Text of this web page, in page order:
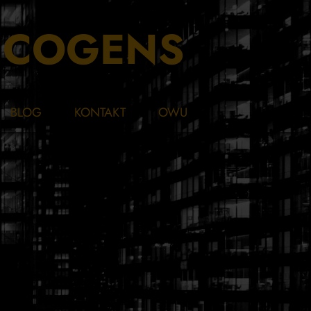
BLOG KONTAKT OWU